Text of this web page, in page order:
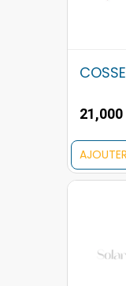
21,000
AJOUTER